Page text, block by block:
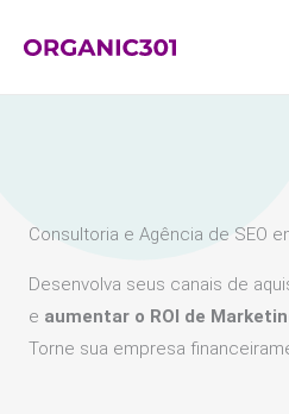
para
Consultoria e Agência de SEO
Desenvolva seus canais de
e aumentar o ROI de
Torne sua empresa